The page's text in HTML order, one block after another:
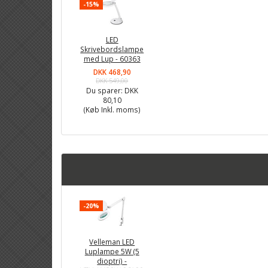
-15%
LED
Skrivebordslampe
med Lup - 60363
DKK 468,90
DKK 549,00
Du sparer: DKK
80,10
(Køb Inkl. moms)
-20%
Velleman LED
Luplampe 5W (5
dioptri) -